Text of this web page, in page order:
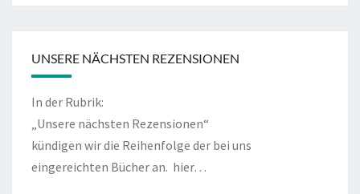
UNSERE NÄCHSTEN REZENSIONEN
In der Rubrik:
„Unsere nächsten Rezensionen“
kündigen wir die Reihenfolge der bei uns
eingereichten Bücher an. hier…